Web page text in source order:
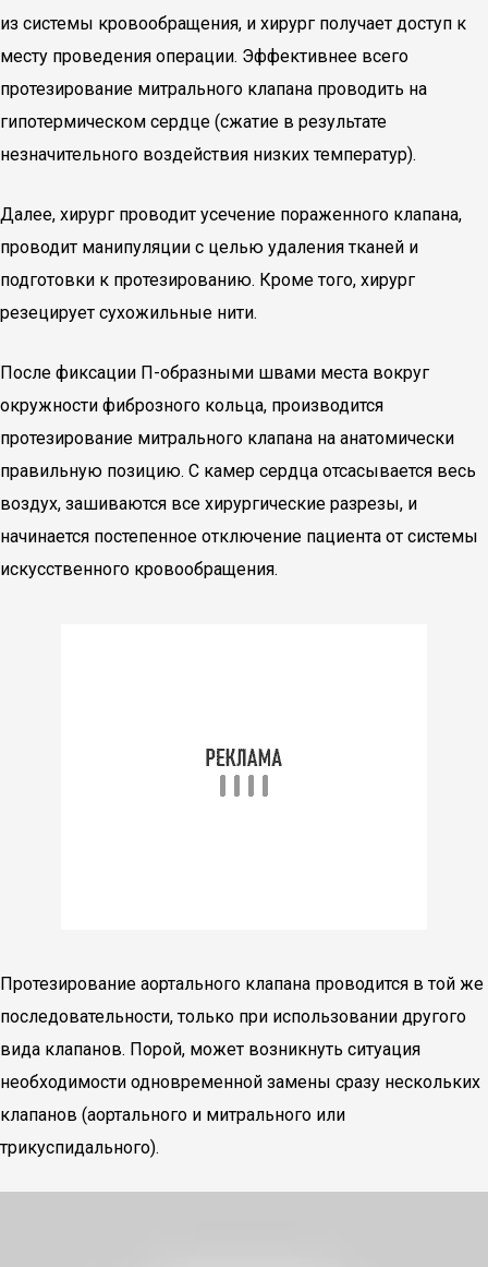
из системы кровообращения, и хирург получает доступ к
месту проведения операции. Эффективнее всего
протезирование митрального клапана проводить на
гипотермическом сердце (сжатие в результате
незначительного воздействия низких температур).
Далее, хирург проводит усечение пораженного клапана,
проводит манипуляции с целью удаления тканей и
подготовки к протезированию. Кроме того, хирург
резецирует сухожильные нити.
После фиксации П-образными швами места вокруг
окружности фиброзного кольца, производится
протезирование митрального клапана на анатомически
правильную позицию. С камер сердца отсасывается весь
воздух, зашиваются все хирургические разрезы, и
начинается постепенное отключение пациента от системы
искусственного кровообращения.
Протезирование аортального клапана проводится в той же
последовательности, только при использовании другого
вида клапанов. Порой, может возникнуть ситуация
необходимости одновременной замены сразу нескольких
клапанов (аортального и митрального или
трикуспидального).